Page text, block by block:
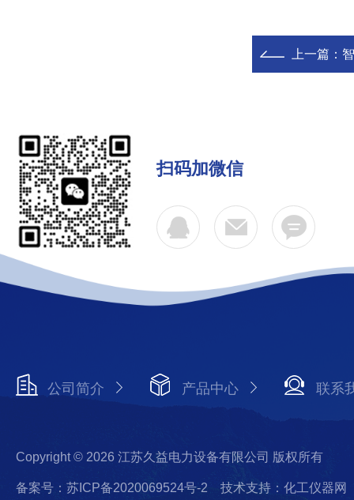
上一篇：
扫码加微信
公司简介 产品中心 联系
Copyright © 2026 江苏久益电力设备有限公司 版权所有
备案号：苏ICP备2020069524号-2
技术支持：化工仪器网